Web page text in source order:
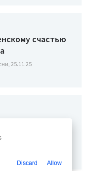
счастью
25.11.25
Discard Allow